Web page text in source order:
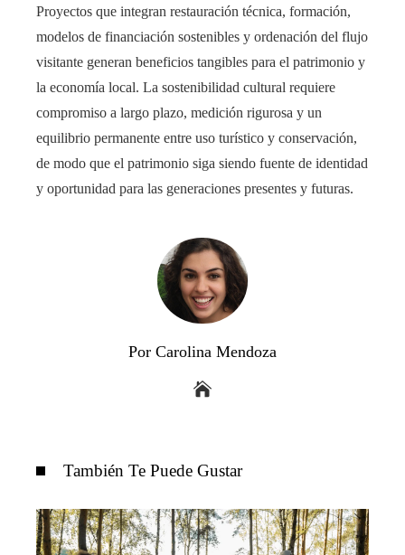
Proyectos que integran restauración técnica, formación,
modelos de financiación sostenibles y ordenación del flujo
visitante generan beneficios tangibles para el patrimonio y
la economía local. La sostenibilidad cultural requiere
compromiso a largo plazo, medición rigurosa y un
equilibrio permanente entre uso turístico y conservación,
de modo que el patrimonio siga siendo fuente de identidad
y oportunidad para las generaciones presentes y futuras.
Por Carolina Mendoza
También Te Puede Gustar